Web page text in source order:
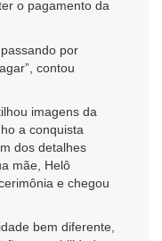
o pagamento da
por
contou
imagens da
a conquista
dos detalhes
mãe, Helô
e chegou
bem diferente,